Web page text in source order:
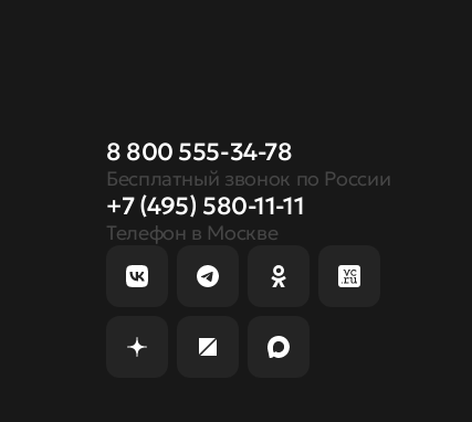
8 800 555-34-78
Бесплатный звонок по России
+7 (495) 580-11-11
Телефон в Москве